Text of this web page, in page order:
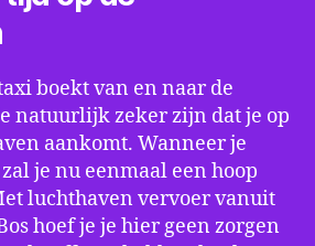
boekt van en naar de
natuurlijk zeker zijn dat je op
aankomt. Wanneer je
je nu eenmaal een hoop
luchthaven vervoer vanuit
hoef je je hier geen zorgen